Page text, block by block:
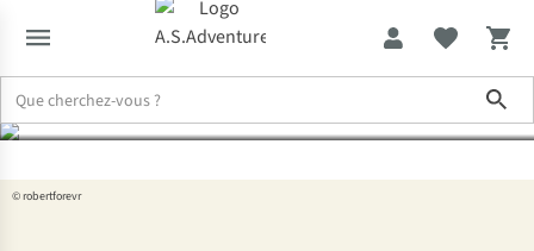
solo ou en groupe ?
© robertforevr